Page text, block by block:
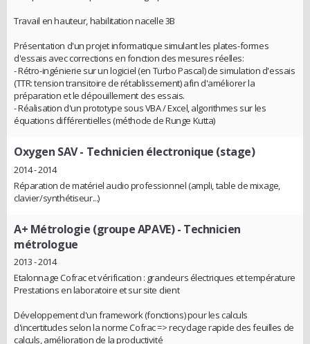
Travail en hauteur, habilitation nacelle 3B
Présentation d'un projet informatique simulant les plates-formes
d'essais avec corrections en fonction des mesures réelles:
- Rétro-ingénierie sur un logiciel (en Turbo Pascal) de simulation d'essais
(TTR: tension transitoire de rétablissement) afin d'améliorer la
préparation et le dépouillement des essais.
- Réalisation d'un prototype sous VBA / Excel, algorithmes sur les
équations différentielles (méthode de Runge Kutta)
Oxygen SAV- Technicien électronique (stage)
2014 - 2014
Réparation de matériel audio professionnel (ampli, table de mixage,
clavier/synthétiseur...)
A+ Métrologie (groupe APAVE)- Technicien
métrologue
2013 - 2014
Etalonnage Cofrac et vérification : grandeurs électriques et température
Prestations en laboratoire et sur site client
Développement d'un framework (fonctions) pour les calculs
d'incertitudes selon la norme Cofrac => recyclage rapide des feuilles de
calculs, amélioration de la productivité